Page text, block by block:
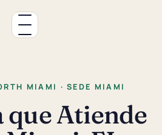
MIAMI · SEDE MIAMI
que Atiende